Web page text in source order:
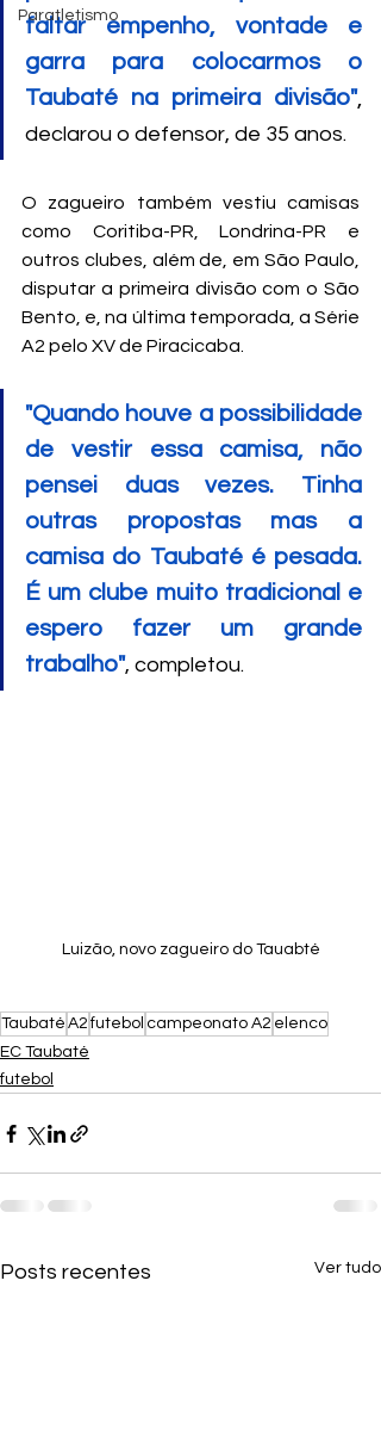
Paratletismo
faltar empenho, vontade e
garra para colocarmos o
Taubaté na primeira divisão"
declarou o defensor, de 35 anos.
O zagueiro também vestiu camisas
como Coritiba-PR, Londrina-PR e
outros clubes, além de, em São Paulo,
disputar a primeira divisão com o São
Bento, e, na última temporada, a Série
A2 pelo XV de Piracicaba.
"Quando houve a possibilidade
de vestir essa camisa, não
pensei duas vezes. Tinha
outras propostas mas a
camisa do Taubaté é pesada.
É um clube muito tradicional e
espero fazer um grande
trabalho", completou.
Luizão, novo zagueiro do Tauabté
Taubaté A2 futebol campeonato A2 elenco
EC Taubaté
futebol
Posts recentes Ver tudo